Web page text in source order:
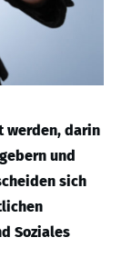
werden, darin
und
sich
Soziales